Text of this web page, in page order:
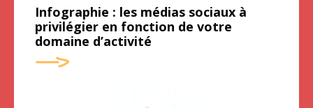
Infographie : les médias sociaux à
privilégier en fonction de votre
domaine d’activité